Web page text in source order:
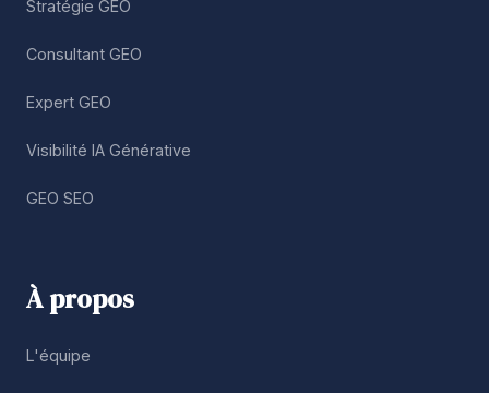
Stratégie GEO
Consultant GEO
Expert GEO
Visibilité IA Générative
GEO SEO
À propos
L'équipe